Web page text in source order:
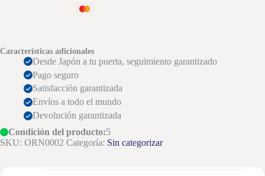
Características adicionales
Desde Japón a tu puerta, seguimiento garantizado
Pago seguro
Satisfacción garantizada
Envíos a todo el mundo
Devolución garantizada
Condición del producto:5
SKU: ORN0002 Categoría: Sin categorizar